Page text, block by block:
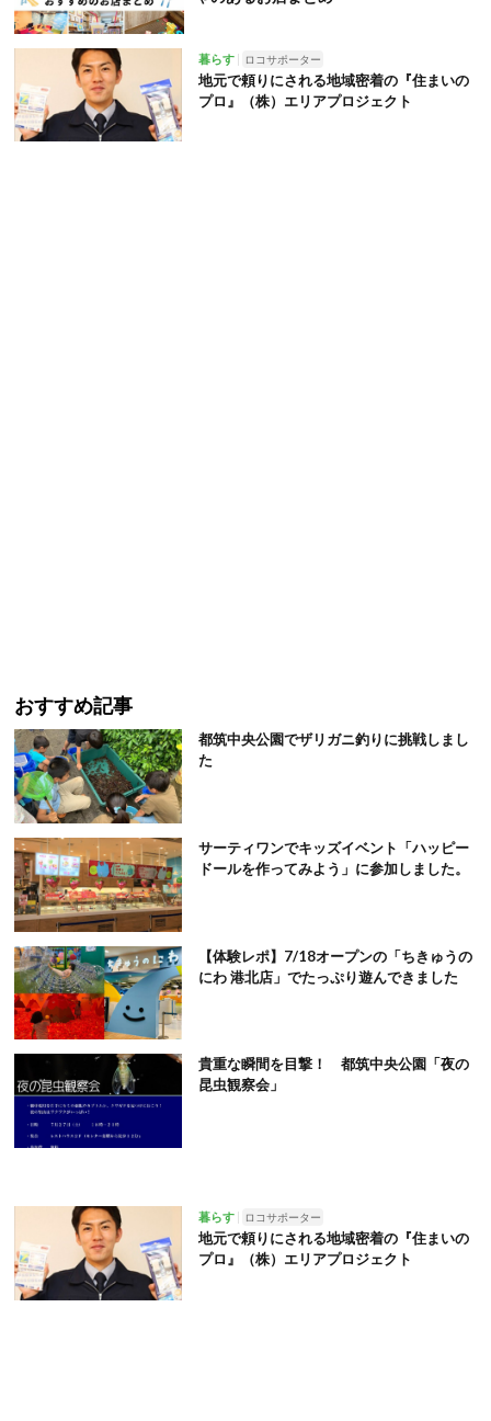
暮らす ロコサポーター
地元で頼りにされる地域密着の『住まいの
プロ』（株）エリアプロジェクト
おすすめ記事
都筑中央公園でザリガニ釣りに挑戦しまし
た
サーティワンでキッズイベント「ハッピー
ドールを作ってみよう」に参加しました。
【体験レポ】7/18オープンの「ちきゅうの
にわ 港北店」でたっぷり遊んできました
貴重な瞬間を目撃！ 都筑中央公園「夜の
昆虫観察会」
暮らす ロコサポーター
地元で頼りにされる地域密着の『住まいの
プロ』（株）エリアプロジェクト